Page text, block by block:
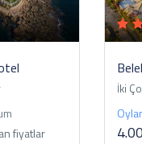
fiyatlar
İki